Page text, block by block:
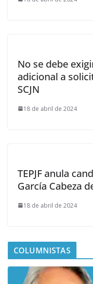
No se debe
adicional a
SCJN
18 de abril de 2024
TEPJF anula
García Cabeza
18 de abril de 2024
COLUMNISTAS